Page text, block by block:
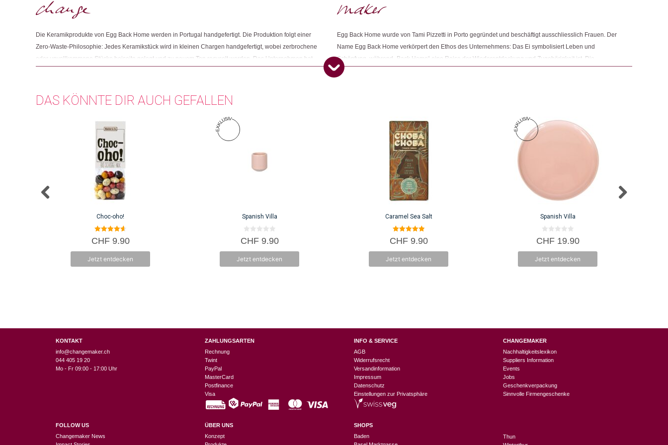
Dieses Produkt weiterempfehlen:
Die Keramikprodukte von Egg Back Home werden in Portugal handgefertigt. Die Produktion folgt einer
Zero-Waste-Philosophie: Jedes Keramikstück wird in kleinen Chargen handgefertigt, wobei zerbrochene
oder unvollkommene Stücke beiseite gelegt und zu neuem Ton recycelt werden. Das Unternehmen hat
Egg Back Home wurde von Tami Pizzetti in Porto gegründet und beschäftigt ausschliesslich Frauen. Der
Name Egg Back Home verkörpert den Ethos des Unternehmens: Das Ei symbolisiert Leben und
Schöpfung, während „Back Home“ eine Reise der Wiederentdeckung und Zugehörigkeit ist. Die
handgefertigten Produkte werden von echten Menschen (nicht von Maschinen!) hergestellt und
DAS KÖNNTE DIR AUCH GEFALLEN
Choc-oho!
4.67
von 5
CHF9.90
Jetzt entdecken
Spanish Villa
0
v
5
CHF9.90
Jetzt entdecken
Caramel Sea Salt
5.00
von 5
CHF9.90
Jetzt entdecken
Spanish Villa
0
v
5
CHF19.90
Jetzt entdecken
KONTAKT
info@changemaker.ch
044 405 19 20
Mo - Fr 09:00 - 17:00 Uhr
FOLLOW US
Changemaker News
ZAHLUNGSARTEN
Rechnung
Twint
PayPal
MasterCard
Postfinance
Visa
ÜBER UNS
Konzept
INFO & SERVICE
AGB
Widerrufsrecht
Versandinformation
Impressum
Datenschutz
Einstellungen zur Privatsphäre
SHOPS
Baden
CHANGEMAKER
Nachhaltigkeitslexikon
Suppliers Information
Events
Jobs
Geschenkverpackung
Sinnvolle Firmengeschenke
Thun